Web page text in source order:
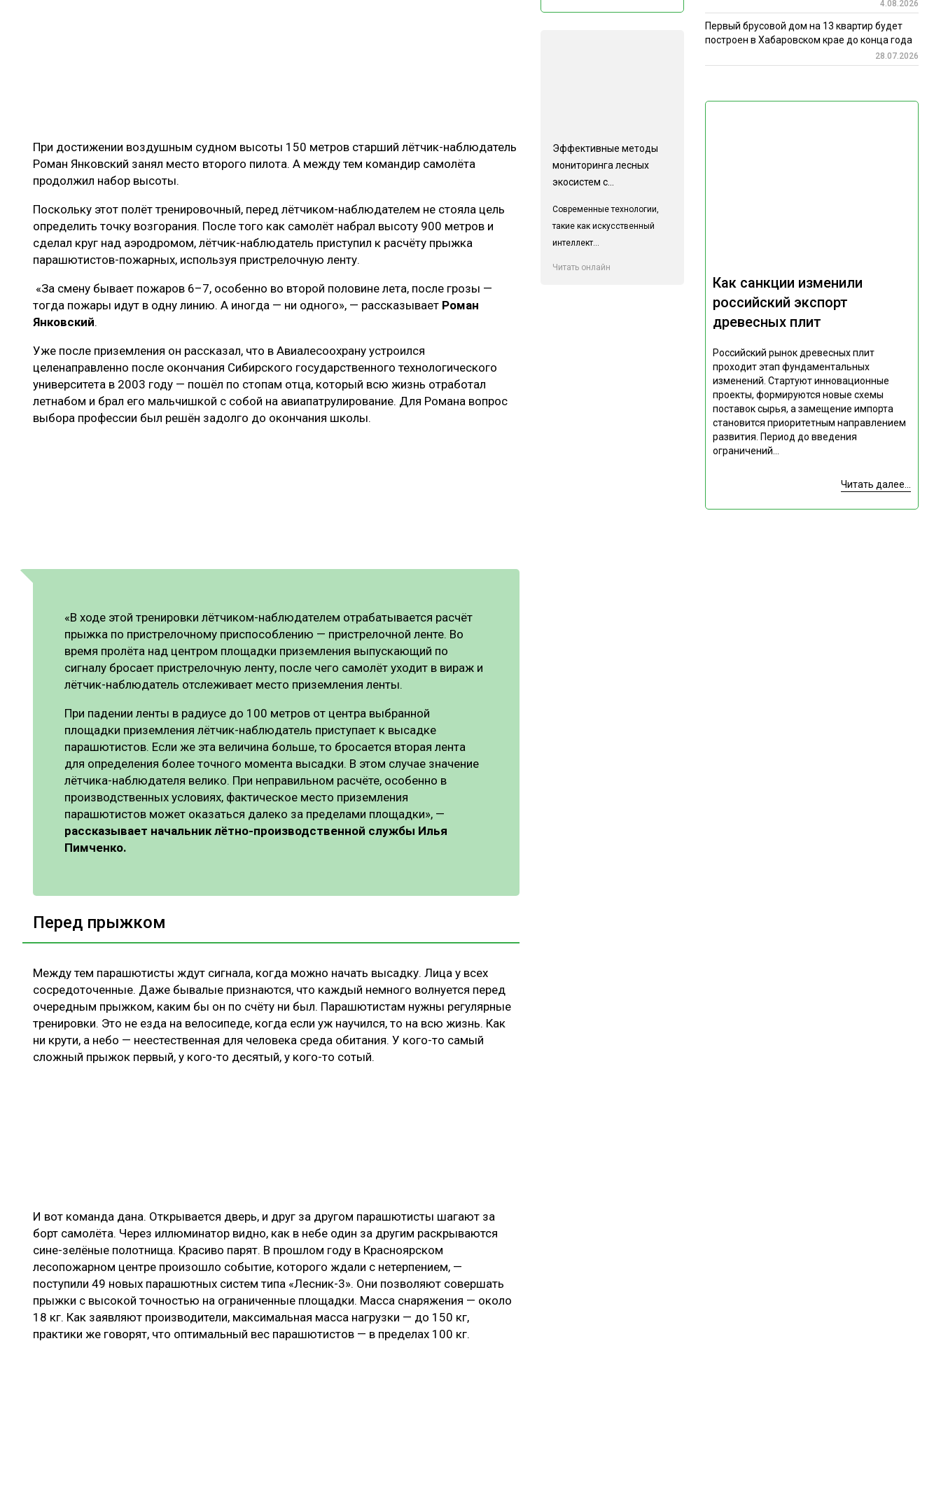
При достижении воздушным судном высоты 150 метров старший лётчик-наблюдатель
Роман Янковский занял место второго пилота. А между тем командир самолёта
продолжил набор высоты.
Поскольку этот полёт тренировочный, перед лётчиком-наблюдателем не стояла цель
определить точку возгорания. После того как самолёт набрал высоту 900 метров и
сделал круг над аэродромом, лётчик-наблюдатель приступил к расчёту прыжка
парашютистов-пожарных, используя пристрелочную ленту.
«За смену бывает пожаров 6–7, особенно во второй половине лета, после грозы —
тогда пожары идут в одну линию. А иногда — ни одного», — рассказывает Роман
Янковский.
Уже после приземления он рассказал, что в Авиалесоохрану устроился
целенаправленно после окончания Сибирского государственного технологического
университета в 2003 году — пошёл по стопам отца, который всю жизнь отработал
летнабом и брал его мальчишкой с собой на авиапатрулирование. Для Романа вопрос
выбора профессии был решён задолго до окончания школы.
«В ходе этой тренировки лётчиком-наблюдателем отрабатывается расчёт
прыжка по пристрелочному приспособлению — пристрелочной ленте. Во
время пролёта над центром площадки приземления выпускающий по
сигналу бросает пристрелочную ленту, после чего самолёт уходит в вираж и
лётчик-наблюдатель отслеживает место приземления ленты.
При падении ленты в радиусе до 100 метров от центра выбранной
площадки приземления лётчик-наблюдатель приступает к высадке
парашютистов. Если же эта величина больше, то бросается вторая лента
для определения более точного момента высадки. В этом случае значение
лётчика-наблюдателя велико. При неправильном расчёте, особенно в
производственных условиях, фактическое место приземления
парашютистов может оказаться далеко за пределами площадки», —
рассказывает начальник лётно-производственной службы Илья
Пимченко.
Перед прыжком
Между тем парашютисты ждут сигнала, когда можно начать высадку. Лица у всех
сосредоточенные. Даже бывалые признаются, что каждый немного волнуется перед
очередным прыжком, каким бы он по счёту ни был. Парашютистам нужны регулярные
тренировки. Это не езда на велосипеде, когда если уж научился, то на всю жизнь. Как
ни крути, а небо — неестественная для человека среда обитания. У кого-то самый
сложный прыжок первый, у кого-то десятый, у кого-то сотый.
И вот команда дана. Открывается дверь, и друг за другом парашютисты шагают за
борт самолёта. Через иллюминатор видно, как в небе один за другим раскрываются
сине-зелёные полотнища. Красиво парят. В прошлом году в Красноярском
лесопожарном центре произошло событие, которого ждали с нетерпением, —
поступили 49 новых парашютных систем типа «Лесник-3». Они позволяют совершать
прыжки с высокой точностью на ограниченные площадки. Масса снаряжения — около
18 кг. Как заявляют производители, максимальная масса нагрузки — до 150 кг,
практики же говорят, что оптимальный вес парашютистов — в пределах 100 кг.
Эффективные методы
мониторинга лесных
экосистем с...
Современные технологии,
такие как искусственный
интеллект...
Читать онлайн
Как санкции изменили
российский экспорт
древесных плит
Российский рынок древесных плит
проходит этап фундаментальных
изменений. Стартуют инновационные
проекты, формируются новые схемы
поставок сырья, а замещение импорта
становится приоритетным направлением
развития. Период до введения
ограничений...
Читать далее...
4.08.2026
Первый брусовой дом на 13 квартир будет
построен в Хабаровском крае до конца года
28.07.2026